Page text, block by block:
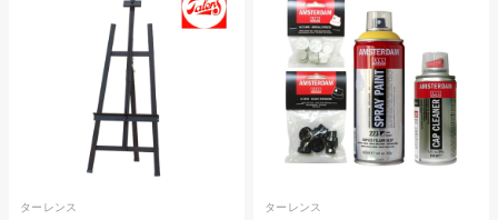
ターレンス ターレンス